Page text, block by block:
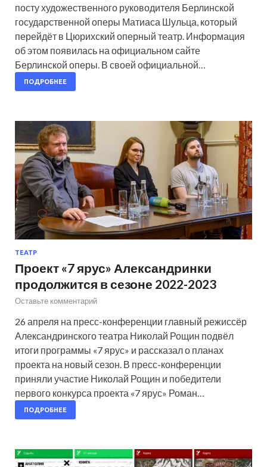
посту художественного руководителя Берлинской
государственной оперы Матиаса Шульца, который
перейдёт в Цюрихский оперный театр. Информация
об этом появилась на официальном сайте
Берлинской оперы. В своей официальной…
ПОДРОБНЕЕ
ТЕАТР
Проект «7 ярус» Александринки
продолжится в сезоне 2022-2023
Оставьте комментарий
26 апреля на пресс-конференции главный режиссёр
Александринского театра Николай Рощин подвёл
итоги программы «7 ярус» и рассказал о планах
проекта на новый сезон. В пресс-конференции
приняли участие Николай Рощин и победители
первого конкурса проекта «7 ярус» Роман…
ПОДРОБНЕЕ